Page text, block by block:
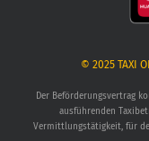
© 2025 TAXI
Der Beförderungsvertrag
ausführenden
Vermittlungstätigkeit, für